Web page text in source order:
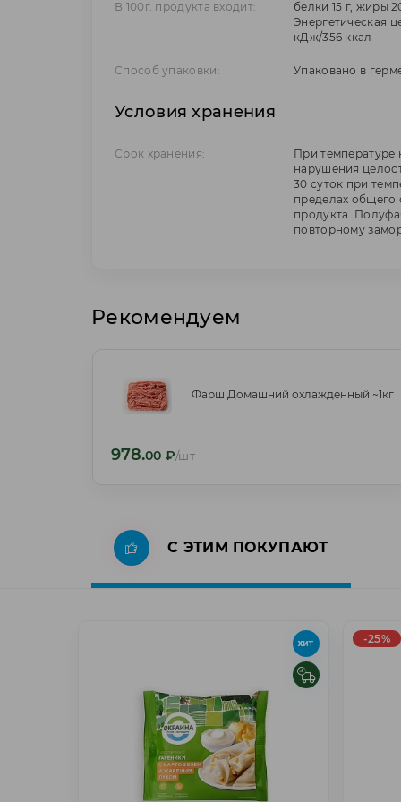
В 100г. продукта входит:
белки 15 г, жиры
Энергетическая
кДж/356 ккал
Способ упаковки: Упаковано в
Условия хранения
Срок хранения:
При температуре
нарушения
30 суток при
пределах общего
продукта.
повторному
Рекомендуем
Фарш Домашний охлажденный ~1кг
978.00 ₽/шт
Фарш Домашний охлажденный ~1кг
978.00 ₽/шт
С ЭТИМ ПОКУПАЮТ
-25%